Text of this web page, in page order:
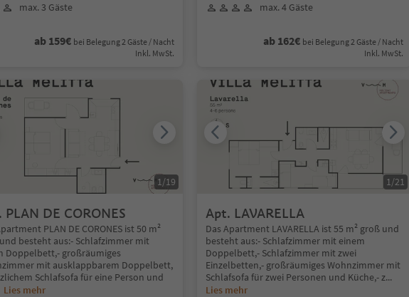
max. 3 Gäste
ab 159€ bei Belegung 2 Gäste / Nacht
Inkl. MwSt.
max. 4 Gäste
ab 162€ bei Belegung 2 Gäste / Nacht
Inkl. MwSt.
PLAN DE CORONES
PLAN DE CORONES ist 50 m²
besteht aus:- Schlafzimmer mit
Doppelbett,- großräumiges
mit ausklappbarem Doppelbett,
Schlafsofa für eine Person und
Lies mehr
1/19
Apt. LAVARELLA
Das Apartment LAVARELLA ist 55 m² groß und
besteht aus:- Schlafzimmer mit einem
Doppelbett,- Schlafzimmer mit zwei
Einzelbetten,- großräumiges Wohnzimmer mit
Schlafsofa für zwei Personen und Küche,- z...
Lies mehr
1/21